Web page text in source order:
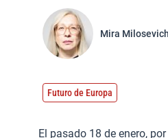
Mira
Futuro de Europa
El pasado 18 de enero,